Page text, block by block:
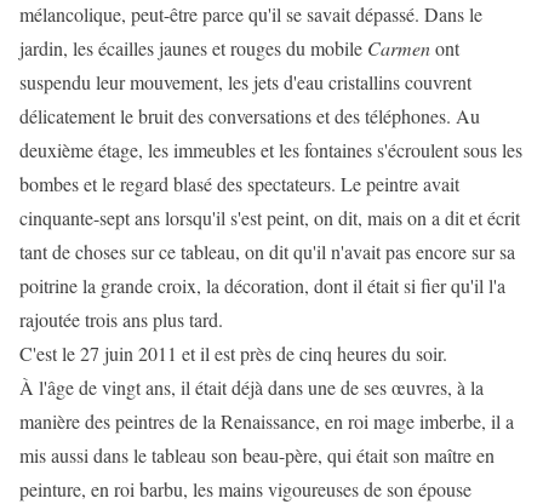
mélancolique, peut-être parce qu'il se savait dépassé. Dans le
jardin, les écailles jaunes et rouges du mobile Carmenont
suspendu leur mouvement, les jets d'eau cristallins couvrent
délicatement le bruit des conversations et des téléphones. Au
deuxième étage, les immeubles et les fontaines s'écroulent sous les
bombes et le regard blasé des spectateurs. Le peintre avait
cinquante-sept ans lorsqu'il s'est peint, on dit, mais on a dit et écrit
tant de choses sur ce tableau, on dit qu'il n'avait pas encore sur sa
poitrine la grande croix, la décoration, dont il était si fier qu'il l'a
rajoutée trois ans plus tard.
C'est le 27 juin 2011 et il est près de cinq heures du soir.
À l'âge de vingt ans, il était déjà dans une de ses œuvres, à la
manière des peintres de la Renaissance, en roi mage imberbe, il a
mis aussi dans le tableau son beau-père, qui était son maître en
peinture, en roi barbu, les mains vigoureuses de son épouse